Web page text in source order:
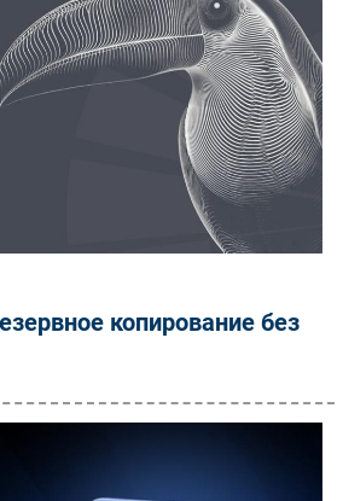
копирование без